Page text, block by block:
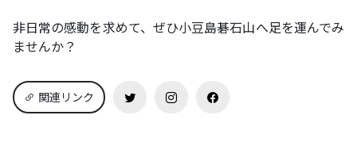
非日常の感動を求めて、ぜひ小豆島碁石山へ足を運んでみ
ませんか？
関連リンク